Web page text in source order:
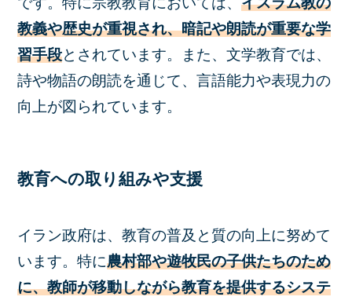
教義や歴史が重視され、暗記や朗読が重要な学
習手段とされています。また、文学教育では、
詩や物語の朗読を通じて、言語能力や表現力の
向上が図られています。
教育への取り組みや支援
イラン政府は、教育の普及と質の向上に努めて
います。特に農村部や遊牧民の子供たちのため
に、教師が移動しながら教育を提供するシステ